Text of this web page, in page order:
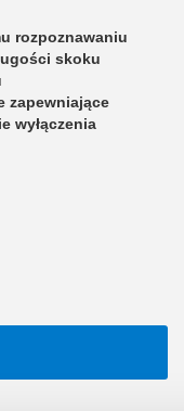
rozpoznawaniu
skoku
zapewniające
wyłączenia